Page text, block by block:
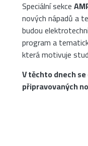
Speciální sekce
nových nápadů a
budou
program a
která motivuje
V těchto dnech
připravovaných